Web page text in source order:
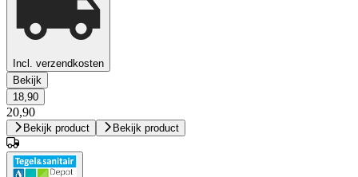
Incl. verzendkosten
Bekijk
18,90
20,90
Bekijk product Bekijk product